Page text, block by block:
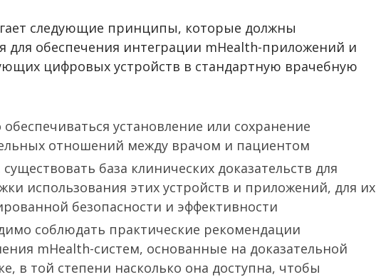
следующие принципы, которые должны
для обеспечения интеграции mHealth-приложений и
цифровых устройств в стандартную врачебную
установление или сохранение
отношений между врачом и пациентом
база клинических доказательств для
использования этих устройств и приложений, для их
безопасности и эффективности
соблюдать практические рекомендации
mHealth-систем, основанные на доказательной
в той степени насколько она доступна, чтобы